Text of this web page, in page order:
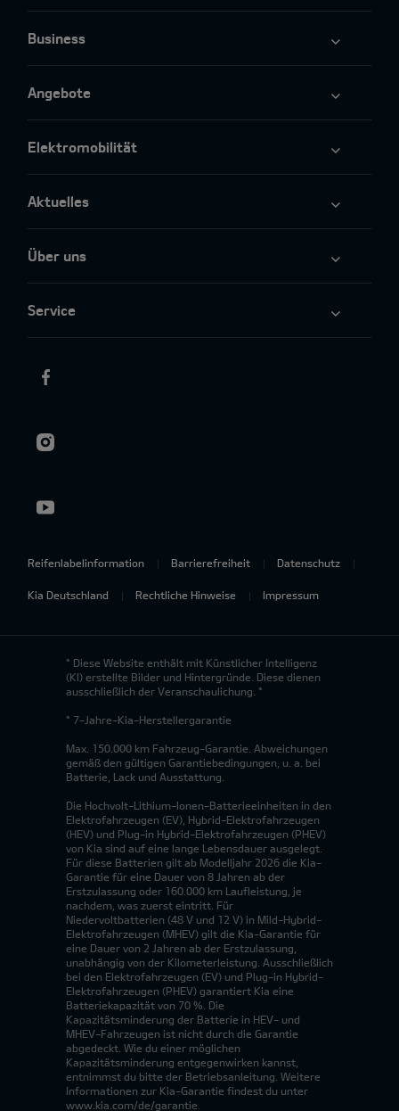
Business
Angebote
Elektromobilität
Aktuelles
Über uns
Service
Reifenlabelinformation Barrierefreiheit Datenschutz
Kia Deutschland Rechtliche Hinweise Impressum
* Diese Website enthält mit Künstlicher Intelligenz
(KI) erstellte Bilder und Hintergründe. Diese dienen
ausschließlich der Veranschaulichung. *
* 7-Jahre-Kia-Herstellergarantie
Max. 150.000 km Fahrzeug-Garantie. Abweichungen
gemäß den gültigen Garantiebedingungen, u. a. bei
Batterie, Lack und Ausstattung.
Die Hochvolt-Lithium-Ionen-Batterieeinheiten in den
Elektrofahrzeugen (EV), Hybrid-Elektrofahrzeugen
(HEV) und Plug-in Hybrid-Elektrofahrzeugen (PHEV)
von Kia sind auf eine lange Lebensdauer ausgelegt.
Für diese Batterien gilt ab Modelljahr 2026 die Kia-
Garantie für eine Dauer von 8 Jahren ab der
Erstzulassung oder 160.000 km Laufleistung, je
nachdem, was zuerst eintritt. Für
Niedervoltbatterien (48 V und 12 V) in Mild-Hybrid-
Elektrofahrzeugen (MHEV) gilt die Kia-Garantie für
eine Dauer von 2 Jahren ab der Erstzulassung,
unabhängig von der Kilometerleistung. Ausschließlich
bei den Elektrofahrzeugen (EV) und Plug-in Hybrid-
Elektrofahrzeugen (PHEV) garantiert Kia eine
Batteriekapazität von 70 %. Die
Kapazitätsminderung der Batterie in HEV- und
MHEV-Fahrzeugen ist nicht durch die Garantie
abgedeckt. Wie du einer möglichen
Kapazitätsminderung entgegenwirken kannst,
entnimmst du bitte der Betriebsanleitung. Weitere
Informationen zur Kia-Garantie findest du unter
www.kia.com/de/garantie.